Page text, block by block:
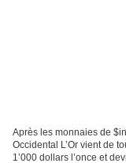
Après les monnaies de
Occidental L’Or vient de
1’000 dollars l’once et